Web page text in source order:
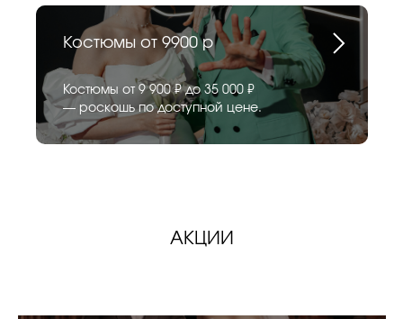
Костюмы от 9900 р
Костюмы от 9 900 ₽ до 35 000 ₽
— роскошь по доступной цене.
АКЦИИ